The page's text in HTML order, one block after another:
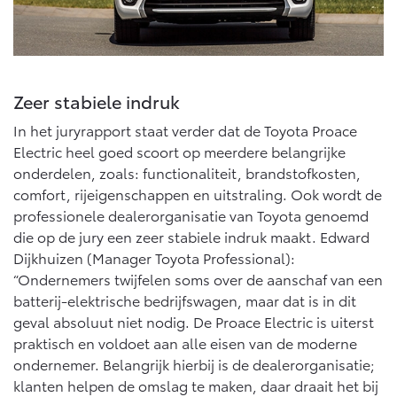
ELEKTRISCH
Vanaf € 37.500,- Vanaf € 55.950,-
Proace Max (excl. BTW)
OOK ALS BATTERIJ-
ELEKTRISCH
Hilux (excl. BTW)
OOK ALS BATTERIJ-
ELEKTRISCH
Zeer stabiele indruk
In het juryrapport staat verder dat de Toyota Proace
Electric heel goed scoort op meerdere belangrijke
onderdelen, zoals: functionaliteit, brandstofkosten,
comfort, rijeigenschappen en uitstraling. Ook wordt de
professionele dealerorganisatie van Toyota genoemd
die op de jury een zeer stabiele indruk maakt. Edward
Dijkhuizen (Manager Toyota Professional):
“Ondernemers twijfelen soms over de aanschaf van een
batterij-elektrische bedrijfswagen, maar dat is in dit
geval absoluut niet nodig. De Proace Electric is uiterst
praktisch en voldoet aan alle eisen van de moderne
ondernemer. Belangrijk hierbij is de dealerorganisatie;
klanten helpen de omslag te maken, daar draait het bij